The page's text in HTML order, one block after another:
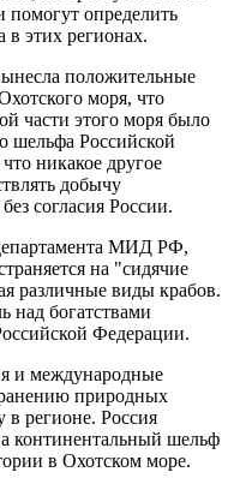
помогут определить
в этих регионах.
положительные
моря, что
части этого моря было
шельфа Российской
никакое другое
добычу
согласия России.
МИД РФ,
на "сидячие
различные виды крабов.
над богатствами
Федерации.
и международные
природных
в регионе. Россия
континентальный шельф
в Охотском море.